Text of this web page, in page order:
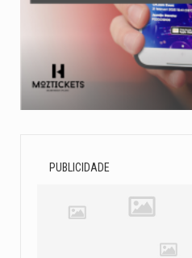
PUBLICIDADE